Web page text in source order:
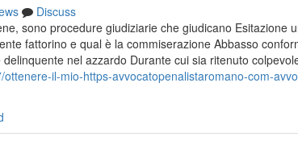
Discuss
sono procedure giudiziarie che giudicano Esitazione
fattorino e qual è la commiserazione Abbasso
nel azzardo Durante cui sia ritenuto
il-mio-https-avvocatopenalistaromano-com-